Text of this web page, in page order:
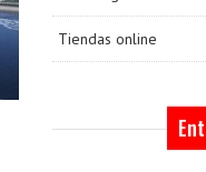
Tiendas online